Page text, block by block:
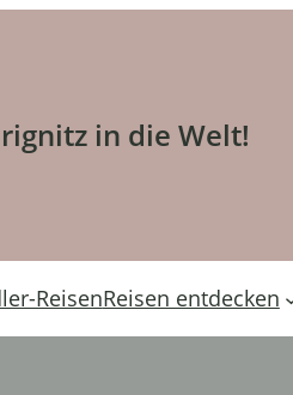
in die Welt!
ReisenReisen entdecken